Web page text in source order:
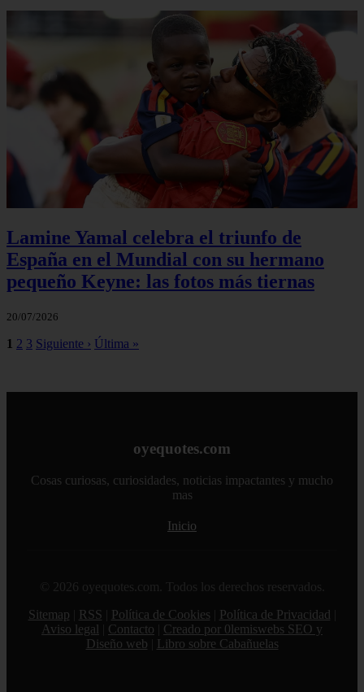
Lamine Yamal celebra el triunfo de
España en el Mundial con su hermano
pequeño Keyne: las fotos más tiernas
20/07/2026
1 2 3 Siguiente › Última »
oyequotes.com
Cosas curiosas, curiosidades, noticias impactantes y mucho
mas
Inicio
© 2026 oyequotes.com. Todos los derechos reservados.
Sitemap
RSS Política de Cookies Política de Privacidad
Aviso legal
Contacto
Creado por 0lemiswebs SEO y
Diseño web
Libro sobre Cabañuelas